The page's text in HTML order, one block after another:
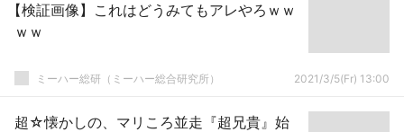
【検証画像】これはどうみてもアレやろｗｗ
ｗｗ
ミーハー総研（ミーハー総合研究所） 2021/3/5(Fr) 13:00
超☆懐かしの、マリころ並走『超兄貴』始